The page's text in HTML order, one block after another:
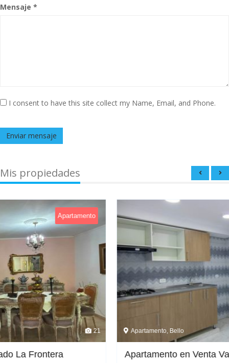
Mensaje *
I consent to have this site collect my Name, Email, and Phone.
Enviar mensaje
Mis propiedades
21 Apartamento, Bello
Apartamento en Venta Valle Verde Bello